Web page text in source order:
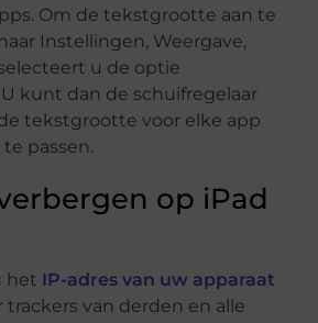
Om de tekstgrootte aan te
Instellingen, Weergave,
u de optie
U kunt dan de schuifregelaar
tekstgrootte voor elke app
passen.
op iPad
het IP-adres van uw apparaat
trackers van derden en alle